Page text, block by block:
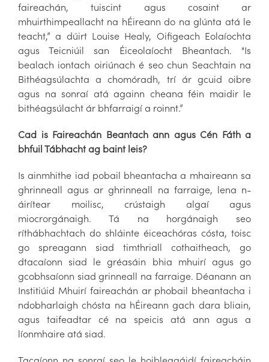
faireachán, tuiscint agus cosaint ar
mhuirthimpeallacht na hÉireann do na glúnta atá le
teacht,” a dúirt Louise Healy, Oifigeach Eolaíochta
agus Teicniúil san Éiceolaíocht Bheantach. "Is
bealach iontach oiriúnach é seo chun Seachtain na
Bithéagsúlachta a chomóradh, trí ár gcuid oibre
agus na sonraí atá againn cheana féin maidir le
bithéagsúlacht ár bhfarraigí a roinnt.”
Cad is Faireachán Beantach ann agus Cén Fáth a
bhfuil Tábhacht ag baint leis?
Is ainmhithe iad pobail bheantacha a mhaireann sa
ghrinneall agus ar ghrinneall na farraige, lena n-
áirítear moilisc, crústaigh algaí agus
miocrorgánaigh. Tá na horgánaigh seo
ríthábhachtach do shláinte éiceachóras cósta, toisc
go spreagann siad timthriall cothaitheach, go
dtacaíonn siad le gréasáin bhia mhuirí agus go
gcobhsaíonn siad grinneall na farraige. Déanann an
Institiúid Mhuirí faireachán ar phobail bheantacha i
ndobharlaigh chósta na hÉireann gach dara bliain,
agus taifeadtar cé na speicis atá ann agus a
líonmhaire atá siad.